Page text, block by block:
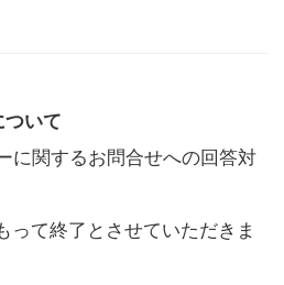
ついて
に関するお問合せへの回答対
って終了とさせていただきま